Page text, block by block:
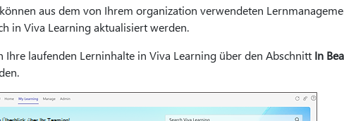
aus dem von Ihrem organization verwendeten
in Viva Learning aktualisiert werden.
Ihre laufenden Lerninhalte in Viva Learning über den Abschnitt In